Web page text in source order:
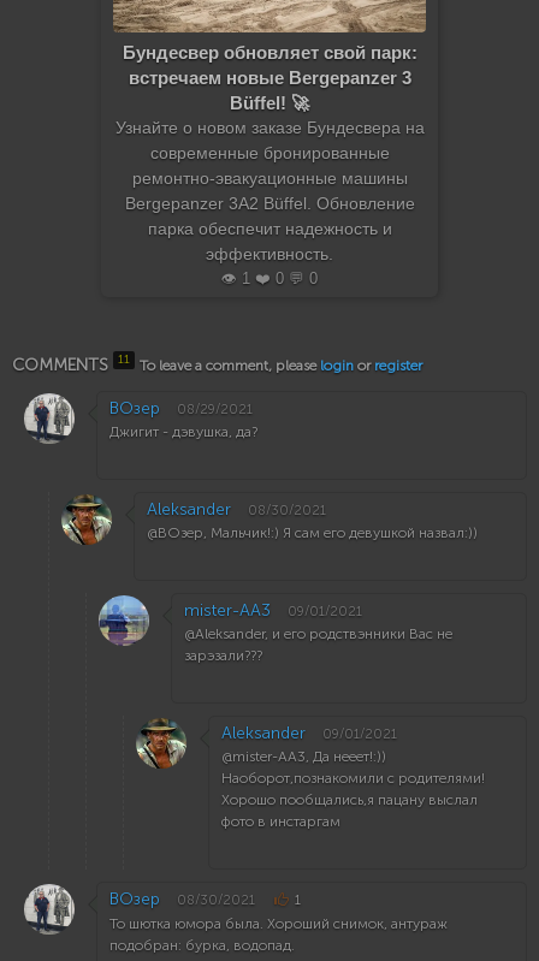
Бундесвер обновляет свой парк:
встречаем новые Bergepanzer 3
Büffel! 🚀
Узнайте о новом заказе Бундесвера на
современные бронированные
ремонтно-эвакуационные машины
Bergepanzer 3A2 Büffel. Обновление
парка обеспечит надежность и
эффективность.
👁️ 1 ❤️ 0 💬 0
COMMENTS 11 To leave a comment, please login or register
ВОзер 08/29/2021
Джигит - дэвушка, да?
Aleksander 08/30/2021
@ВОзер, Мальчик!:) Я сам его девушкой назвал:))
mister-AA3 09/01/2021
@Aleksander, и его родствэнники Вас не
зарэзали???
Aleksander 09/01/2021
@mister-AA3, Да нееет!:))
Наоборот,познакомили с родителями!
Хорошо пообщались,я пацану выслал
фото в инстаргам
ВОзер 08/30/2021 1
То шютка юмора была. Хороший снимок, антураж
подобран: бурка, водопад.